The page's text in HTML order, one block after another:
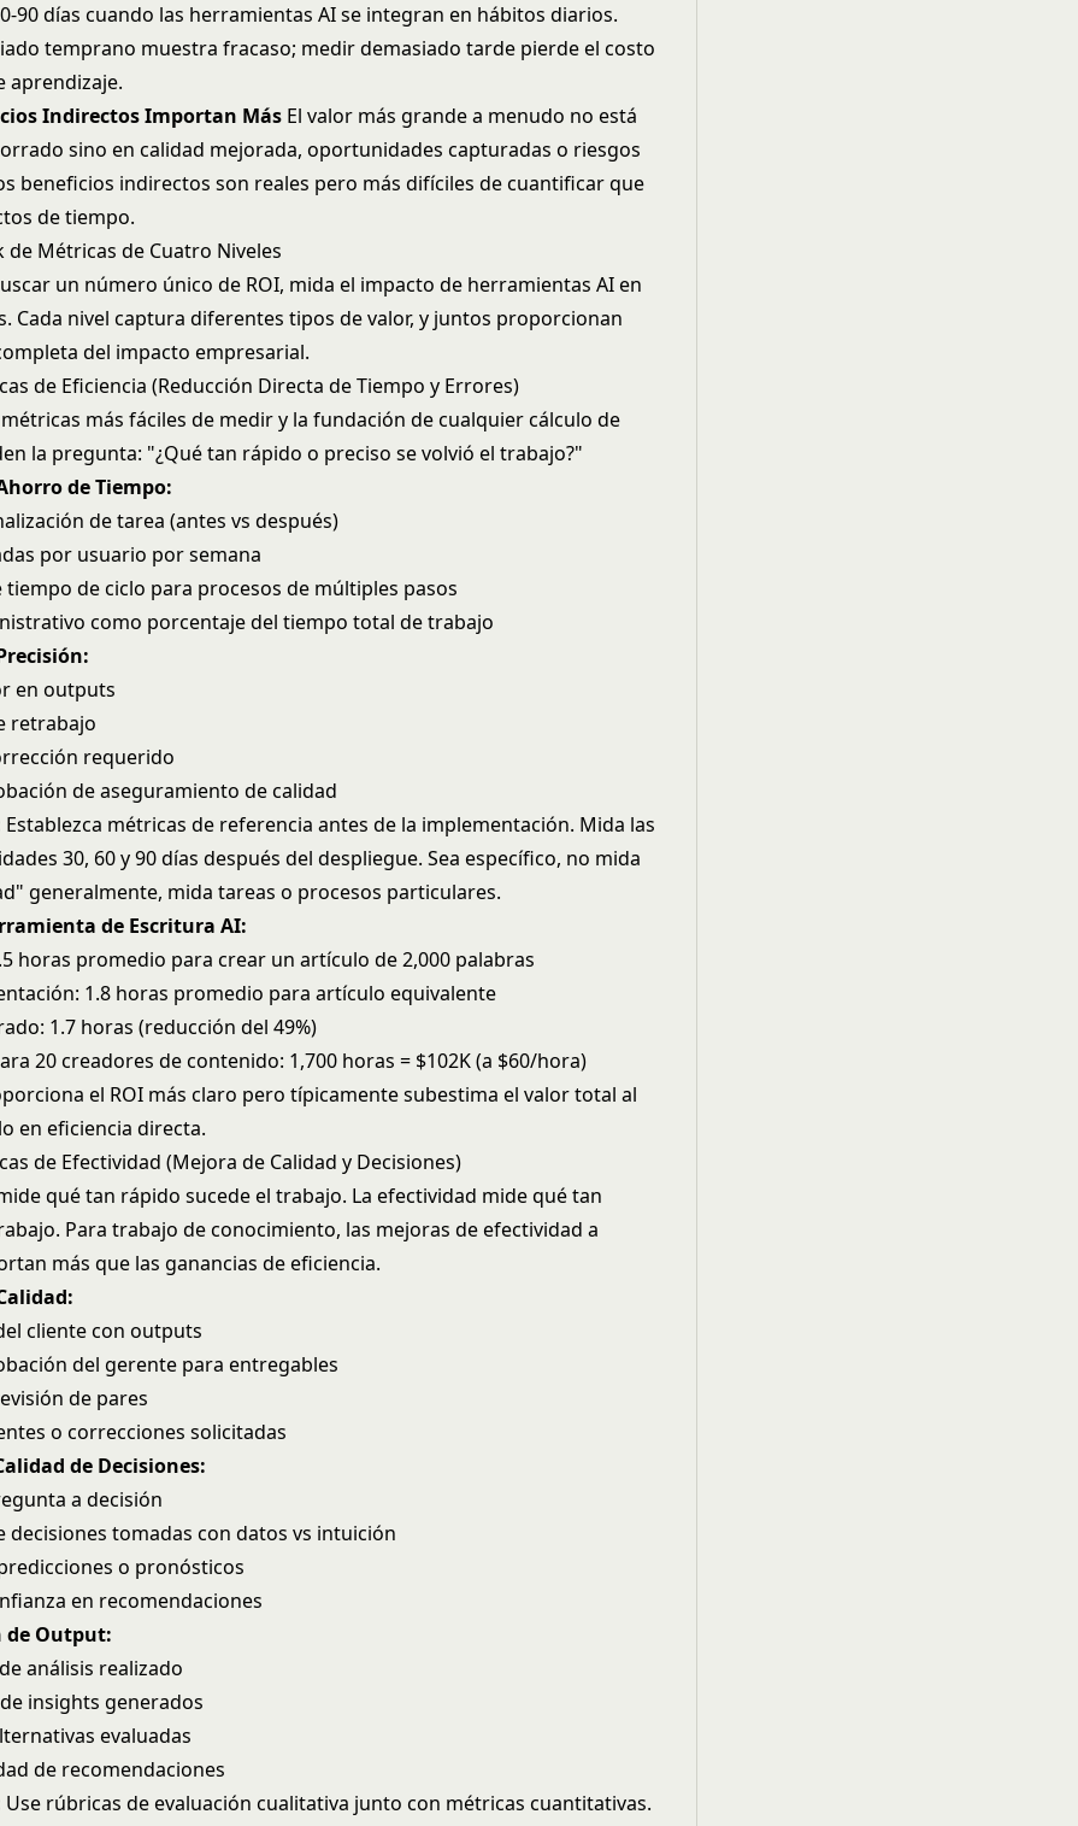
90 días cuando las herramientas AI se integran en hábitos diarios.
temprano muestra fracaso; medir demasiado tarde pierde el costo
aprendizaje.
Indirectos Importan Más El valor más grande a menudo no está
sino en calidad mejorada, oportunidades capturadas o riesgos
beneficios indirectos son reales pero más difíciles de cuantificar que
de tiempo.
de Métricas de Cuatro Niveles
un número único de ROI, mida el impacto de herramientas AI en
Cada nivel captura diferentes tipos de valor, y juntos proporcionan
del impacto empresarial.
de Eficiencia (Reducción Directa de Tiempo y Errores)
más fáciles de medir y la fundación de cualquier cálculo de
la pregunta: "¿Qué tan rápido o preciso se volvió el trabajo?"
de Tiempo:
de tarea (antes vs después)
por usuario por semana
tiempo de ciclo para procesos de múltiples pasos
como porcentaje del tiempo total de trabajo
en outputs
retrabajo
requerido
de aseguramiento de calidad
Establezca métricas de referencia antes de la implementación. Mida las
30, 60 y 90 días después del despliegue. Sea específico, no mida
generalmente, mida tareas o procesos particulares.
de Escritura AI:
horas promedio para crear un artículo de 2,000 palabras
1.8 horas promedio para artículo equivalente
1.7 horas (reducción del 49%)
20 creadores de contenido: 1,700 horas = $102K (a $60/hora)
el ROI más claro pero típicamente subestima el valor total al
en eficiencia directa.
de Efectividad (Mejora de Calidad y Decisiones)
qué tan rápido sucede el trabajo. La efectividad mide qué tan
Para trabajo de conocimiento, las mejoras de efectividad a
más que las ganancias de eficiencia.
cliente con outputs
del gerente para entregables
de pares
o correcciones solicitadas
de Decisiones:
a decisión
decisiones tomadas con datos vs intuición
o pronósticos
en recomendaciones
de Output:
análisis realizado
insights generados
evaluadas
de recomendaciones
Use rúbricas de evaluación cualitativa junto con métricas cuantitativas.